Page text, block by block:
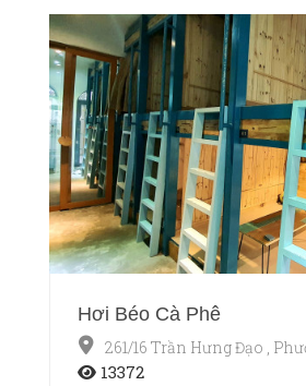
Hơi Béo Cà Phê
261/16 Trần Hưng Đạo ,
13372